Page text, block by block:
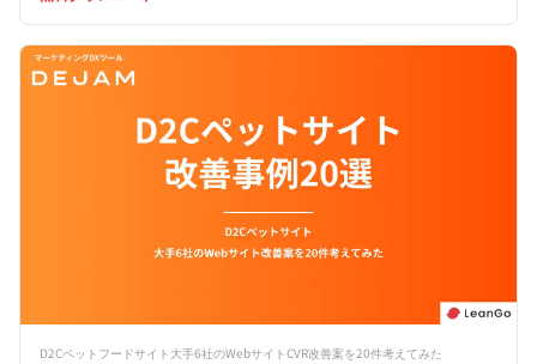
D2Cペットフードサイト大手6社のWebサイトCVR改善案を20件考えてみた